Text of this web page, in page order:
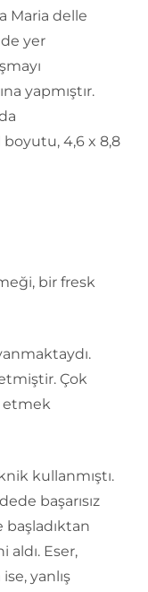
Maria delle
yer
yapmıştır.
4,6 x 8,8
bir fresk
Çok
etmek
kullanmıştı.
başarısız
başladıktan
aldı. Eser,
yanlış